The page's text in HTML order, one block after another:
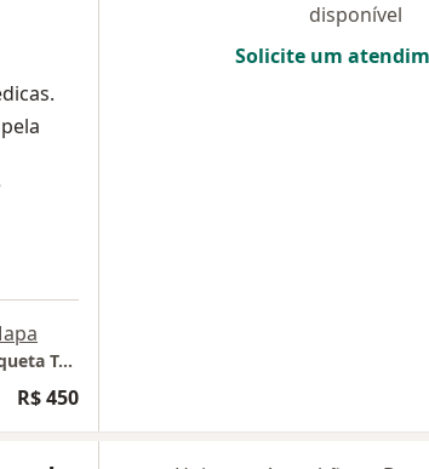
Consultório Dr. Luiz Monte - Instituto Henriqueta Teixeira
R$ 450
disponível
Solicite um